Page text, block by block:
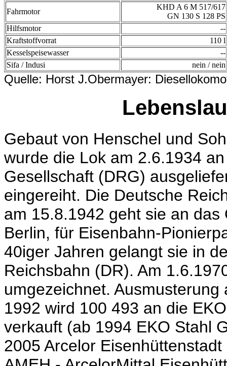
Fahrmotor
KHD A 6 M 517/617
GN 130 S 128 PS
Hilfsmotor
--
Kraftstoffvorrat
110 l
Kesselspeisewasser
--
Sifa / Indusi
nein / nein
Quelle: Horst J.Obermayer:
Gebaut von Henschel und
wurde die Lok am 2.6.1934
Gesellschaft (DRG)
eingereiht. Die Deutsche
am 15.8.1942 geht sie an
Berlin, für Eisenbahn-
40iger Jahren gelangt sie in
Reichsbahn (DR). Am
umgezeichnet. Ausmusterung
1992 wird 100 493 an die
verkauft (ab 1994 EKO Stahl
2005 Arcelor